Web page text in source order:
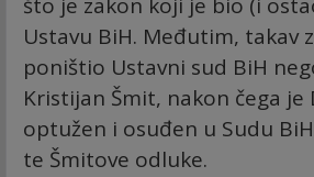
što je zakon koji je bio (i
Ustavu BiH. Međutim, takav
poništio Ustavni sud BiH
Kristijan Šmit, nakon čega je
optužen i osuđen u Sudu
te Šmitove odluke.